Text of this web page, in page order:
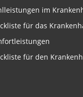
im
für das
für den